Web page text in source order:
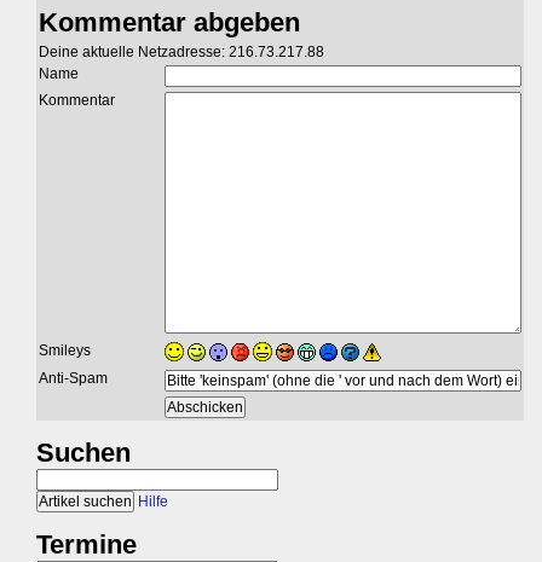
Kommentar abgeben
Deine aktuelle Netzadresse: 216.73.217.88
Name
Kommentar
Smileys
Anti-Spam
Suchen
Hilfe
Termine